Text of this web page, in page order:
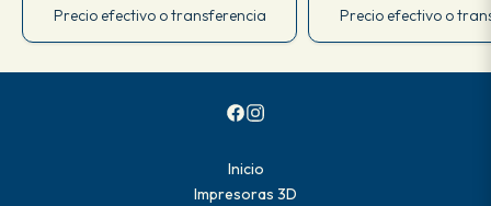
Precio efectivo o transferencia Precio efectivo o
Inicio
Impresoras 3D